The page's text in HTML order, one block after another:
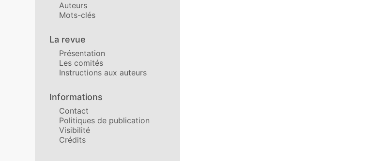
Auteurs
Mots-clés
La revue
Présentation
Les comités
Instructions aux auteurs
Informations
Contact
Politiques de publication
Visibilité
Crédits